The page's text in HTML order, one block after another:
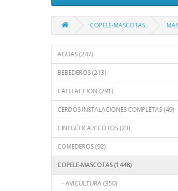
COPELE-MASCOTAS
AGUAS (247)
BEBEDEROS (213)
CALEFACCION (291)
CERDOS INSTALACIONES COMPLETAS (49)
CINEGÉTICA Y COTOS (23)
COMEDEROS (92)
COPELE-MASCOTAS (1448)
- AVICULTURA (350)